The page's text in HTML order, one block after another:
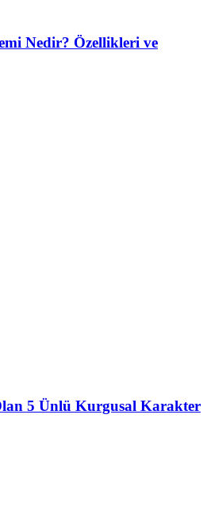
Nedir? Özellikleri ve
5 Ünlü Kurgusal Karakter